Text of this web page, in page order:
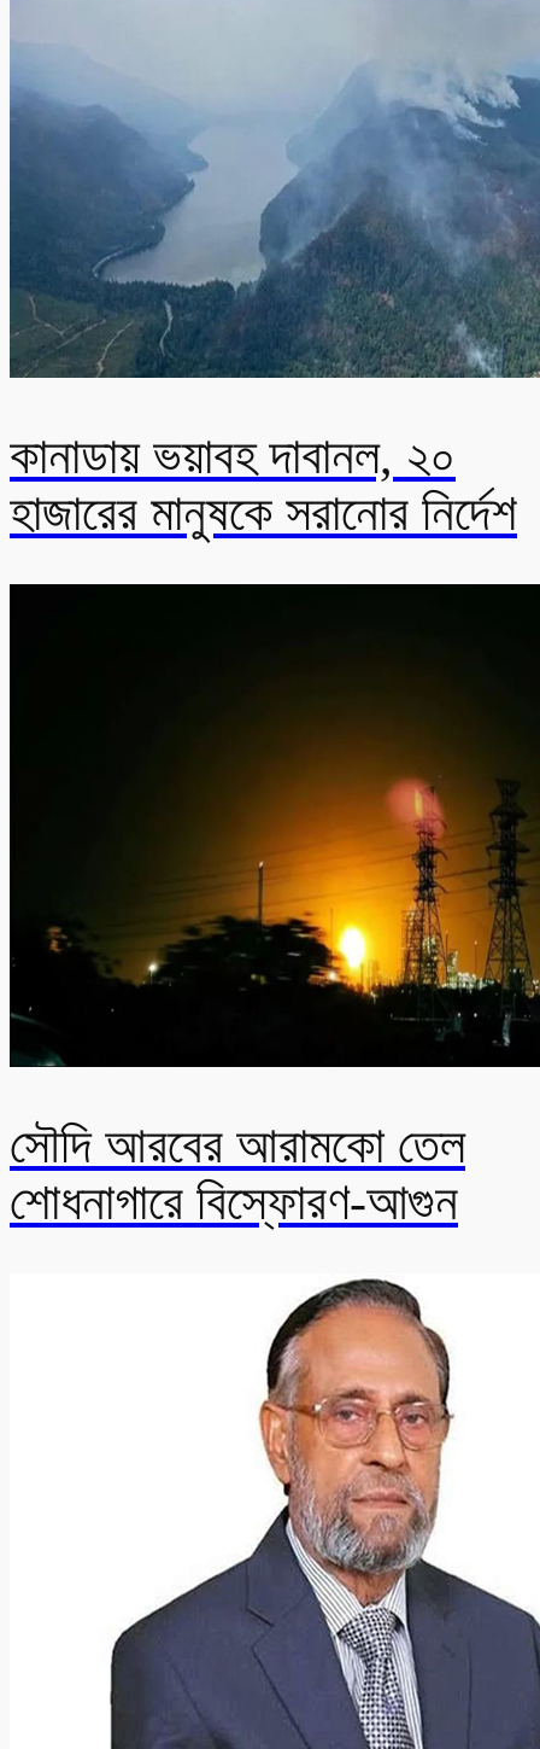
কানাডায় ভয়াবহ দাবানল, ২০
হাজারের মানুষকে সরানোর নির্দেশ
সৌদি আরবের আরামকো তেল
শোধনাগারে বিস্ফোরণ-আগুন